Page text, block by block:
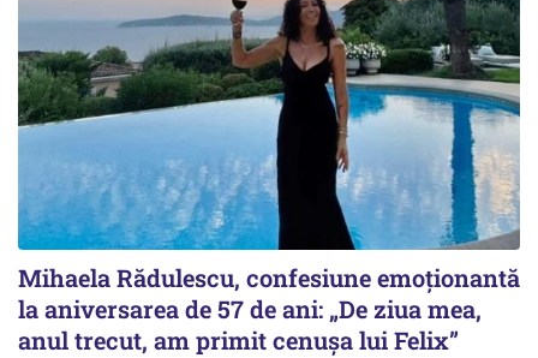
Mihaela Rădulescu, confesiune emoționantă
la aniversarea de 57 de ani: „De ziua mea,
anul trecut, am primit cenușa lui Felix”